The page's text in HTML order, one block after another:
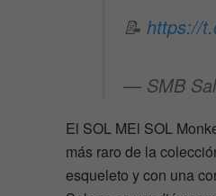
📝 https://
— SMB
El SOL MEl SOL
más raro de la
esqueleto y con una